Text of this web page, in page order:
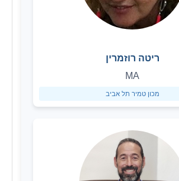
ריטה רוזמרין
MA
מכון טמיר תל אביב